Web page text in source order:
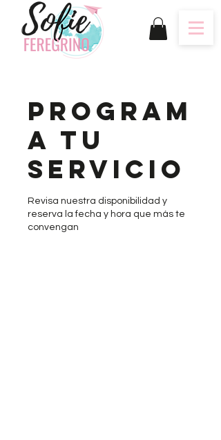
Program
a tu
servicio
Revisa nuestra disponibilidad y
reserva la fecha y hora que más te
convengan